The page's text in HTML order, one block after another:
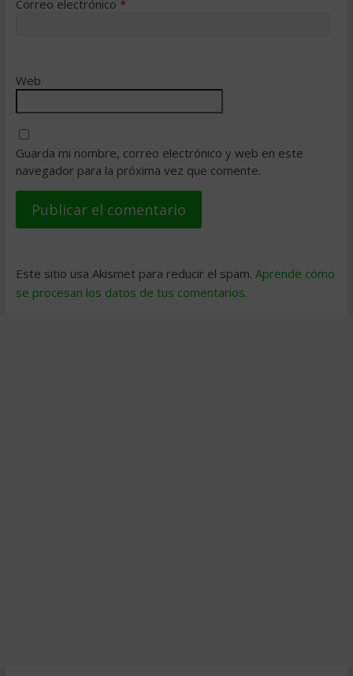
Correo electrónico *
Web
Guarda mi nombre, correo electrónico y web en este
navegador para la próxima vez que comente.
Este sitio usa Akismet para reducir el spam. Aprende cómo
se procesan los datos de tus comentarios.